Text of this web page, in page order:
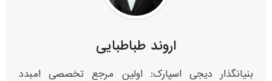
اروند طباطبایی
بنیانگذار دیجی اسپارک: اولین مرجع تخصصی امبدد